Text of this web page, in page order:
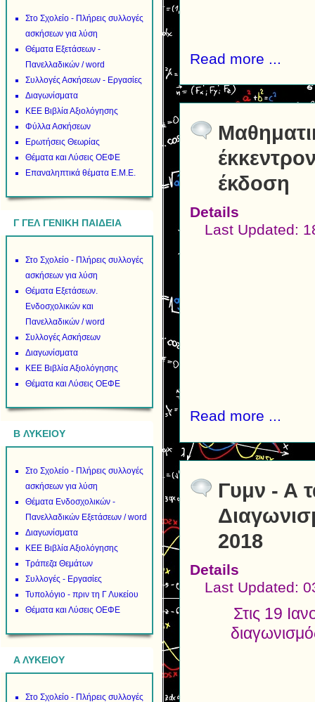
Στο Σχολείο - Πλήρεις συλλογές
ασκήσεων για λύση
Θέματα Εξετάσεων -
Πανελλαδικών / word
Συλλογές Ασκήσεων - Εργασίες
Διαγωνίσματα
ΚΕΕ Βιβλία Αξιολόγησης
Φύλλα Ασκήσεων
Ερωτήσεις Θεωρίας
Θέματα και Λύσεις ΟΕΦΕ
Επαναληπτικά θέματα Ε.Μ.Ε.
Γ ΓΕΛ ΓΕΝΙΚΗ ΠΑΙΔΕΙΑ
Στο Σχολείο - Πλήρεις συλλογές
ασκήσεων για λύση
Θέματα Εξετάσεων.
Ενδοσχολικών και
Πανελλαδικών / word
Συλλογές Ασκήσεων
Διαγωνίσματα
ΚΕΕ Βιβλία Αξιολόγησης
Θέματα και Λύσεις ΟΕΦΕ
B ΛΥΚΕΙΟΥ
Στο Σχολείο - Πλήρεις συλλογές
ασκήσεων για λύση
Θέματα Ενδοσχολικών -
Πανελλαδικών Εξετάσεων / word
Διαγωνίσματα
ΚΕΕ Βιβλία Αξιολόγησης
Τράπεζα Θεμάτων
Συλλογές - Εργασίες
Τυπολόγιο - πριν τη Γ Λυκείου
Θέματα και Λύσεις ΟΕΦΕ
Α ΛΥΚΕΙΟΥ
Στο Σχολείο - Πλήρεις συλλογές
Read more ...
έκδοση
Details
Last Updated:
Read more ...
Γυμν - Α
2018
Details
Last Updated:
Στις 19